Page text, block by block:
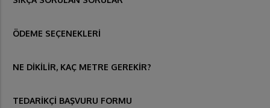
ÖDEME SEÇENEKLERİ
NE DİKİLİR, KAÇ METRE GEREKİR?
TEDARİKÇİ BAŞVURU FORMU